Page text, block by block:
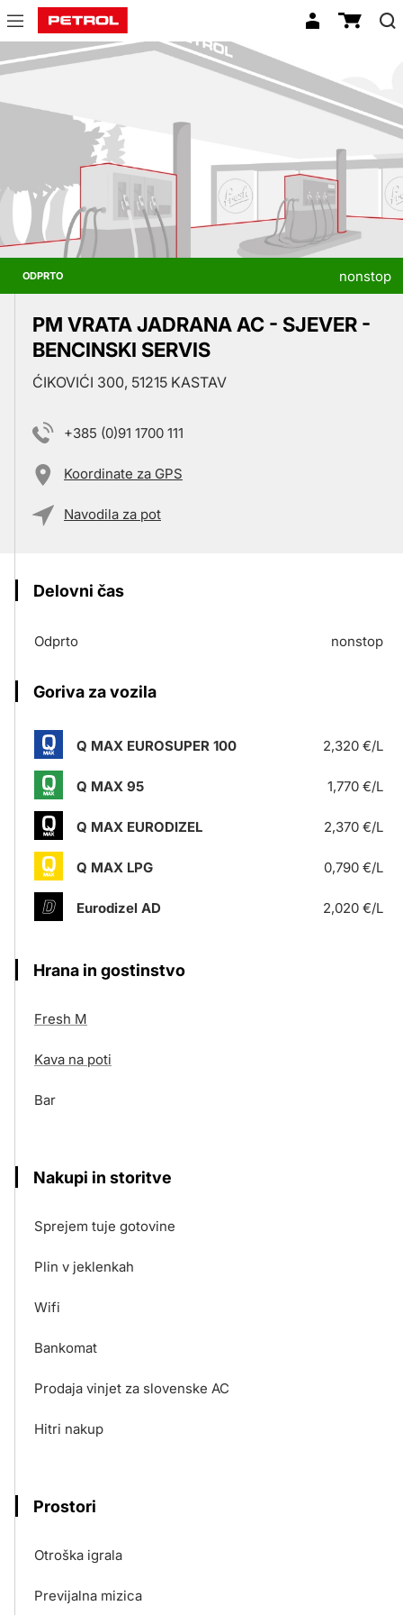
Prodajna
mesta
ODPRTO nonstop
PM VRATA JADRANA AC - SJEVER -
BENCINSKI SERVIS
ĆIKOVIĆI 300, 51215 KASTAV
+385 (0)91 1700 111
Koordinate za GPS
Navodila za pot
Delovni čas
Odprto nonstop
Goriva za vozila
Q MAX EUROSUPER 100 2,320 €/L
Q MAX 95 1,770 €/L
Q MAX EURODIZEL 2,370 €/L
Q MAX LPG 0,790 €/L
Eurodizel AD 2,020 €/L
Hrana in gostinstvo
Fresh M
Kava na poti
Bar
Nakupi in storitve
Sprejem tuje gotovine
Plin v jeklenkah
Wifi
Bankomat
Prodaja vinjet za slovenske AC
Hitri nakup
Prostori
Otroška igrala
Previjalna mizica